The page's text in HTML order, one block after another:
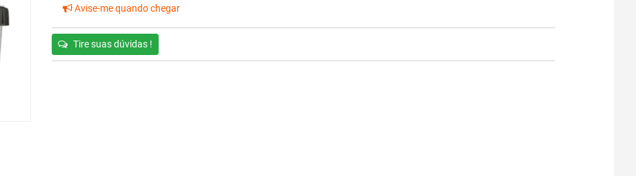
Avise-me quando chegar
Tire suas dúvidas !